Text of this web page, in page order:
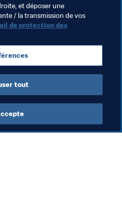
émane d’un ensemble de
par la Task Force contre le
lesquelles sont désormais
incluent d’autres projets
211 associations membres
la discrimination.
et déposer une
/ la transmission de vos
de protection des
tout